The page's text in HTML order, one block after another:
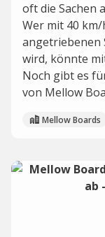
oft die Sachen
Wer mit 40
angetriebenen
wird, könnte
Noch gibt es
von Mellow
Mellow Boards